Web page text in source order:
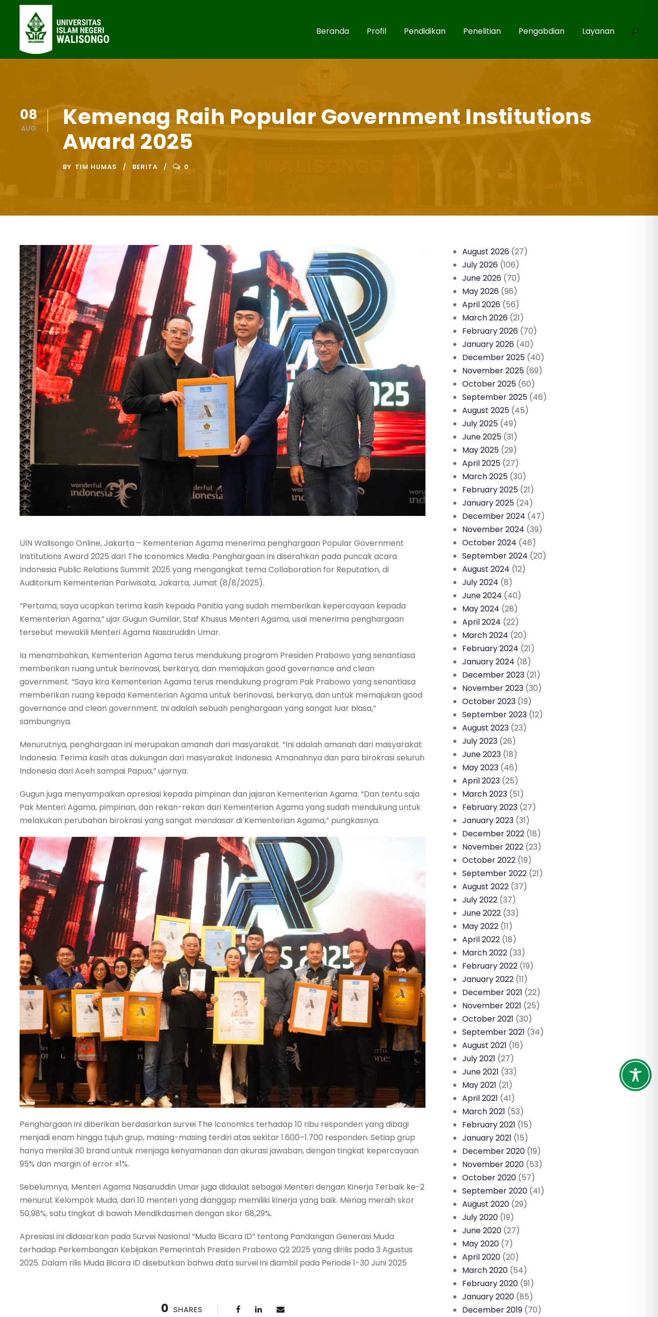
Beranda Profil Pendidikan Penelitian Pengabdian Layanan
08
AUG
Kemenag Raih Popular Government Institutions
Award 2025
BY TIM HUMAS BERITA 0
UIN Walisongo Online, Jakarta – Kementerian Agama menerima penghargaan Popular Government
Institutions Award 2025 dari The Iconomics Media. Penghargaan ini diserahkan pada puncak acara
Indonesia Public Relations Summit 2025 yang mengangkat tema Collaboration for Reputation, di
Auditorium Kementerian Pariwisata, Jakarta, Jumat (8/8/2025).
“Pertama, saya ucapkan terima kasih kepada Panitia yang sudah memberikan kepercayaan kepada
Kementerian Agama,” ujar Gugun Gumilar, Staf Khusus Menteri Agama, usai menerima penghargaan
tersebut mewakili Menteri Agama Nasaruddin Umar.
Ia menambahkan, Kementerian Agama terus mendukung program Presiden Prabowo yang senantiasa
memberikan ruang untuk berinovasi, berkarya, dan memajukan good governance and clean
government. “Saya kira Kementerian Agama terus mendukung program Pak Prabowo yang senantiasa
memberikan ruang kepada Kementerian Agama untuk berinovasi, berkarya, dan untuk memajukan good
governance and clean government. Ini adalah sebuah penghargaan yang sangat luar biasa,”
sambungnya.
Menurutnya, penghargaan ini merupakan amanah dari masyarakat. “Ini adalah amanah dari masyarakat
Indonesia. Terima kasih atas dukungan dari masyarakat Indonesia. Amanahnya dan para birokrasi seluruh
Indonesia dari Aceh sampai Papua,” ujarnya.
Gugun juga menyampaikan apresiasi kepada pimpinan dan jajaran Kementerian Agama. “Dan tentu saja
Pak Menteri Agama, pimpinan, dan rekan-rekan dari Kementerian Agama yang sudah mendukung untuk
melakukan perubahan birokrasi yang sangat mendasar di Kementerian Agama,” pungkasnya.
Penghargaan ini diberikan berdasarkan survei The Iconomics terhadap 10 ribu responden yang dibagi
menjadi enam hingga tujuh grup, masing-masing terdiri atas sekitar 1.600–1.700 responden. Setiap grup
hanya menilai 30 brand untuk menjaga kenyamanan dan akurasi jawaban, dengan tingkat kepercayaan
95% dan margin of error ±1%.
Sebelumnya, Menteri Agama Nasaruddin Umar juga didaulat sebagai Menteri dengan Kinerja Terbaik ke-2
menurut Kelompok Muda, dari 10 menteri yang dianggap memiliki kinerja yang baik. Menag meraih skor
50,98%, satu tingkat di bawah Mendikdasmen dengan skor 68,29%.
Apresiasi ini didasarkan pada Survei Nasional “Muda Bicara ID” tentang Pandangan Generasi Muda
terhadap Perkembangan Kebijakan Pemerintah Presiden Prabowo Q2 2025 yang dirilis pada 3 Agustus
2025. Dalam rilis Muda Bicara ID disebutkan bahwa data survei ini diambil pada Periode 1-30 Juni 2025
0 SHARES
August 2026 (27)
July 2026 (106)
June 2026 (70)
May 2026 (96)
April 2026 (56)
March 2026 (21)
February 2026 (70)
January 2026 (40)
December 2025 (40)
November 2025 (69)
October 2025 (60)
September 2025 (46)
August 2025 (45)
July 2025 (49)
June 2025 (31)
May 2025 (29)
April 2025 (27)
March 2025 (30)
February 2025 (21)
January 2025 (24)
December 2024 (47)
November 2024 (39)
October 2024 (46)
September 2024 (20)
August 2024 (12)
July 2024 (8)
June 2024 (40)
May 2024 (28)
April 2024 (22)
March 2024 (20)
February 2024 (21)
January 2024 (18)
December 2023 (21)
November 2023 (30)
October 2023 (19)
September 2023 (12)
August 2023 (23)
July 2023 (26)
June 2023 (18)
May 2023 (46)
April 2023 (25)
March 2023 (51)
February 2023 (27)
January 2023 (31)
December 2022 (18)
November 2022 (23)
October 2022 (19)
September 2022 (21)
August 2022 (37)
July 2022 (37)
June 2022 (33)
May 2022 (11)
April 2022 (18)
March 2022 (33)
February 2022 (19)
January 2022 (11)
December 2021 (22)
November 2021 (25)
October 2021 (30)
September 2021 (34)
August 2021 (16)
July 2021 (27)
June 2021 (33)
May 2021 (21)
April 2021 (41)
March 2021 (53)
February 2021 (15)
January 2021 (15)
December 2020 (19)
November 2020 (53)
October 2020 (57)
September 2020 (41)
August 2020 (29)
July 2020 (19)
June 2020 (27)
May 2020 (7)
April 2020 (20)
March 2020 (54)
February 2020 (91)
January 2020 (85)
December 2019 (70)